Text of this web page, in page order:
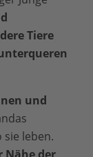
Tiere
und
sie leben.